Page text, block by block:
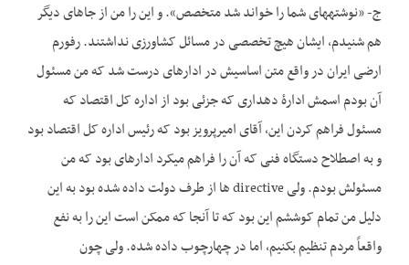
ج- «نوشته­های شما را خواند شد متخصص». و این را من از جاهای دیگر
هم شنیدم، ایشان هیچ تخصصی در مسائل کشاورزی نداشتند. رفورم
ارضی ایران در واقع متن اساسیش در اداره­ای درست شد که من مسئول
آن بودم اسمش ادارۀ دهداری که جزئی بود از اداره کل اقتصاد که
مسئول فراهم کردن این، آقای امیرپرویز بود که رئیس اداره کل اقتصاد بود
و به اصطلاح دستگاه فنی که آن را فراهم می­کرد اداره­ای بود که من
مسئولش بودم. ولی directive ها از طرف دولت داده شده بود به این
دلیل من تمام کوششم این بود که تا آنجا که ممکن است این را به نفع
واقعاً مردم تنظیم بکنیم، اما در چهارچوب داده شده. ولی چون